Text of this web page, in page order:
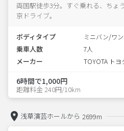
両国駅徒歩3分。すぐ乗れる、ちょ
京ドライブ。
ボディタイプ ミニバン/ワ
乗車人数 7人
メーカー TOYOTA トヨ
6時間で1,000円
距離料金 240円/10km
浅草演芸ホールから 2699m